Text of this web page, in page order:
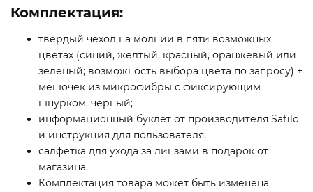
Комплектация:
твёрдый чехол на молнии в пяти возможных
цветах (синий, жёлтый, красный, оранжевый или
зелёный; возможность выбора цвета по запросу) +
мешочек из микрофибры с фиксирующим
шнурком, чёрный;
информационный буклет от производителя Safilo
и инструкция для пользователя;
салфетка для ухода за линзами в подарок от
магазина.
Комплектация товара может быть изменена